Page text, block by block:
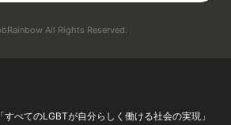
All Rights Reserved.
べてのLGBTが自分らしく働ける社会の実現」